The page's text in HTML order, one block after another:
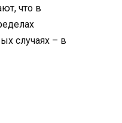
что в
случаях – в